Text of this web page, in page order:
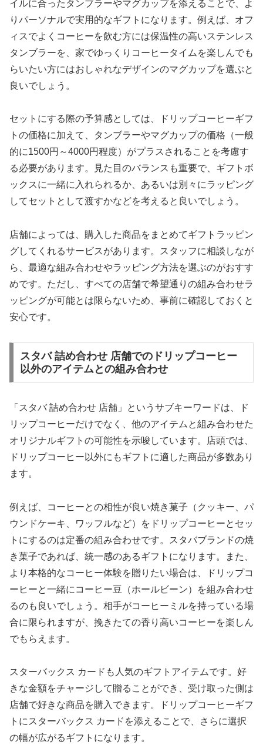
イルに合ったタンブラーやマグカップを添えることで、よ
りパーソナルで実用的なギフトになります。例えば、オフ
ィスでよくコーヒーを飲む方には保温性の高いステンレス
タンブラーを、家でゆっくりコーヒータイムを楽しんでも
らいたい方にはおしゃれなデザインのマグカップを選ぶと
良いでしょう。
セットにする際の予算感としては、ドリップコーヒーギフ
トの価格に加えて、タンブラーやマグカップの価格（一般
的に1500円～4000円程度）がプラスされることを考慮す
る必要があります。見た目のバランスも重要で、ギフトボ
ックスに一緒に入れられるか、あるいは別々にラッピング
してセットとして渡すかなどを考えると良いでしょう。
店舗によっては、購入した商品をまとめてギフトラッピン
グしてくれるサービスがあります。スタッフに相談しなが
ら、最適な組み合わせやラッピング方法を選ぶのがおすす
めです。ただし、すべての店舗で希望通りの組み合わせラ
ッピングが可能とは限らないため、事前に確認しておくと
安心です。
スタバ 詰め合わせ 店舗でのドリップコーヒー
以外のアイテムとの組み合わせ
「スタバ 詰め合わせ 店舗」というサブキーワードは、ド
リップコーヒーだけでなく、他のアイテムと組み合わせた
オリジナルギフトの可能性を示唆しています。店頭では、
ドリップコーヒー以外にもギフトに適した商品が多数あり
ます。
例えば、コーヒーとの相性が良い焼き菓子（クッキー、パ
ウンドケーキ、ワッフルなど）をドリップコーヒーとセッ
トにするのは定番の組み合わせです。スタバブランドの焼
き菓子であれば、統一感のあるギフトになります。また、
より本格的なコーヒー体験を贈りたい場合は、ドリップコ
ーヒーと一緒にコーヒー豆（ホールビーン）を組み合わせ
るのも良いでしょう。相手がコーヒーミルを持っている場
合に限られますが、挽きたての香り高いコーヒーを楽しん
でもらえます。
スターバックス カードも人気のギフトアイテムです。好
きな金額をチャージして贈ることができ、受け取った側は
店舗で好きな商品を購入できます。ドリップコーヒーギフ
トにスターバックス カードを添えることで、さらに選択
の幅が広がるギフトになります。